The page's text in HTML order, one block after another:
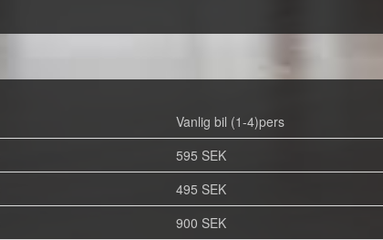
Vanlig bil (1-4)pers
595 SEK
495 SEK
900 SEK